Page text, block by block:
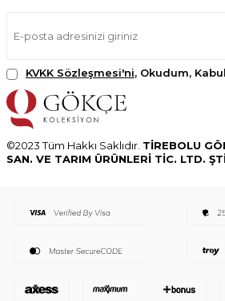
KVKK Sözleşmesi'ni, Okudum,
©2023 Tüm Hakkı Saklıdır. TİREBOLU
SAN. VE TARIM ÜRÜNLERİ TİC. LTD.